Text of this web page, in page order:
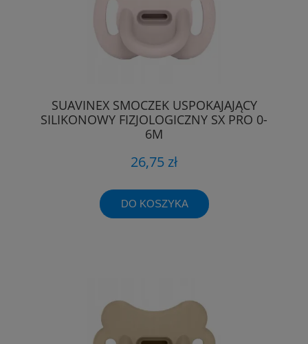
SUAVINEX SMOCZEK USPOKAJAJĄCY
SILIKONOWY FIZJOLOGICZNY SX PRO 0-
6M
26,75 zł
DO KOSZYKA